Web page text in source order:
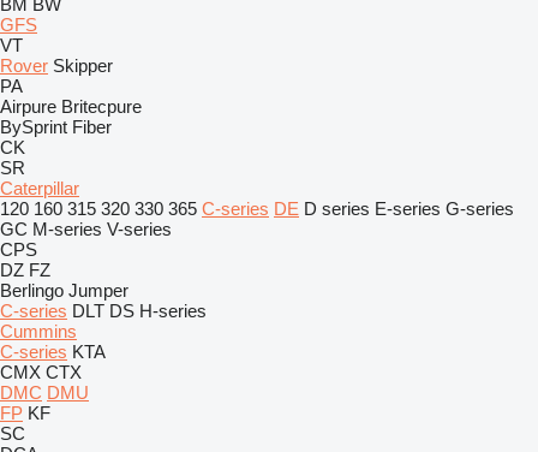
BM BW
GFS
VT
Rover Skipper
PA
Airpure Britecpure
BySprint Fiber
CK
SR
Caterpillar
120 160 315 320 330 365 C-series DE D series E-series G-series
GC M-series V-series
CPS
DZ FZ
Berlingo Jumper
C-series DLT DS H-series
Cummins
C-series KTA
CMX CTX
DMC DMU
FP KF
SC